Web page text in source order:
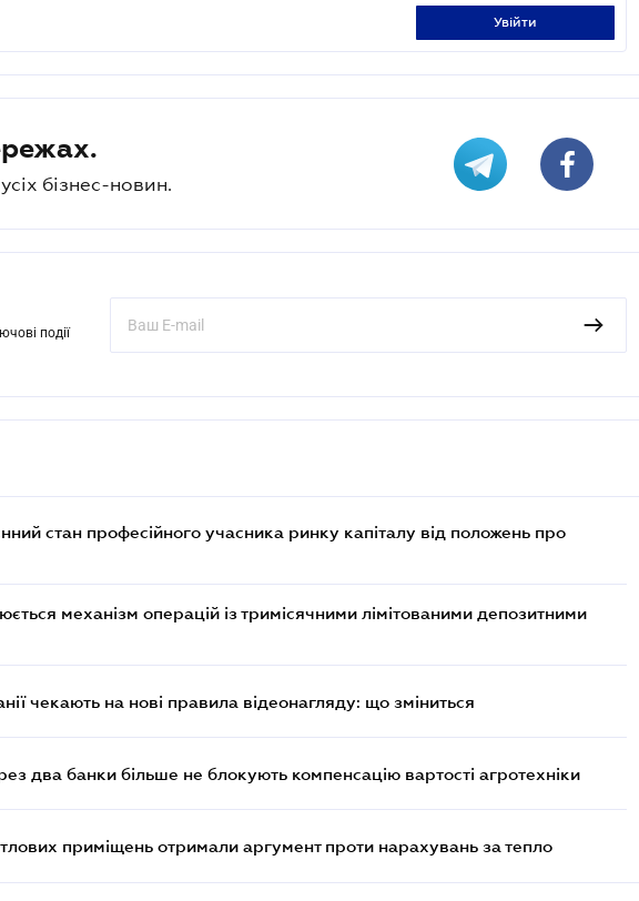
увійти
бізнес-новин.
події
стан професійного учасника ринку капіталу від положень про
механізм операцій із тримісячними лімітованими депозитними
чекають на нові правила відеонагляду: що зміниться
два банки більше не блокують компенсацію вартості агротехніки
приміщень отримали аргумент проти нарахувань за тепло